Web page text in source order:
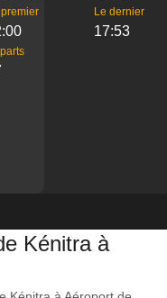
premier Le dernier
17:53
Kénitra à